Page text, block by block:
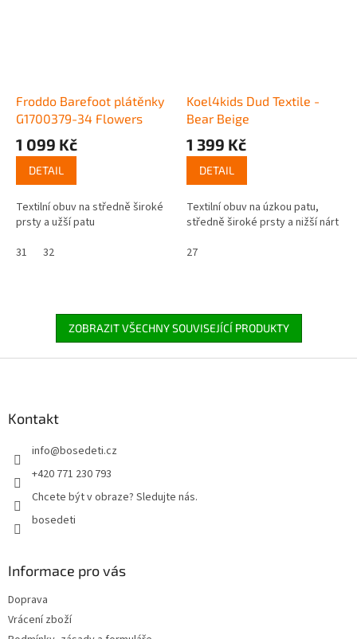
Froddo Barefoot plátěnky
G1700379-34 Flowers
1 099 Kč
DETAIL
Textilní obuv na středně široké
prsty a užší patu
31
32
Koel4kids Dud Textile -
Bear Beige
1 399 Kč
DETAIL
Textilní obuv na úzkou patu,
středně široké prsty a nižší nárt
27
ZOBRAZIT VŠECHNY SOUVISEJÍCÍ PRODUKTY
Kontakt
info@bosedeti.cz
+420 771 230 793
Chcete být v obraze? Sledujte nás.
bosedeti
Informace pro vás
Doprava
Vrácení zboží